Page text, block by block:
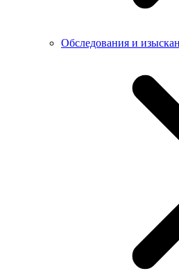
Обследования и